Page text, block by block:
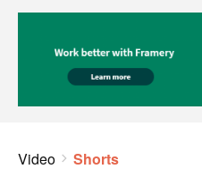
Video Shorts